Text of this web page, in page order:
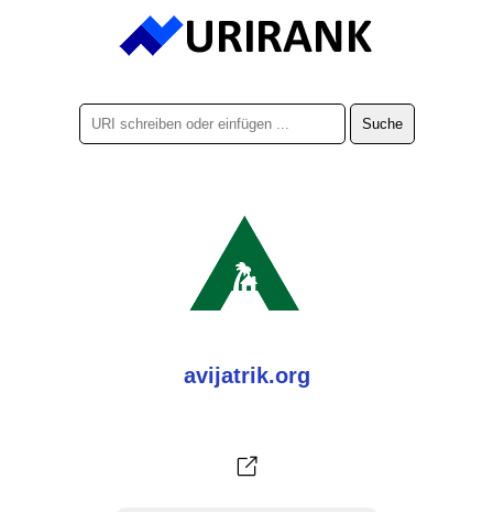
avijatrik.org